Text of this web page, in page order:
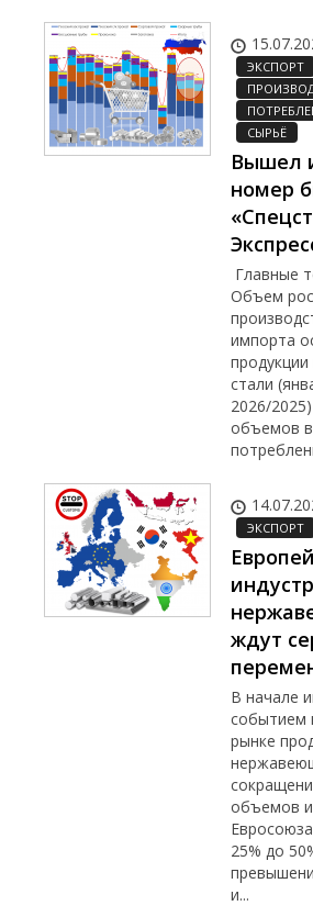
ЭКСПОРТ
СЫРЬЁ
Вышел
номер
Главные
Объем
импорта
стали
2026/
объемов
ЭКСПОРТ
ждут
В начале
событием
рынке
объемов
25% до
и...